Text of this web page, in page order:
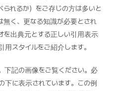
れるか）をご存じの方は多いと
無く、更なる知識が必要とされ
を出典元とする正しい引用表示
スタイルをご紹介します。
下記の画像をご覧ください。必
下に表示されています。この例